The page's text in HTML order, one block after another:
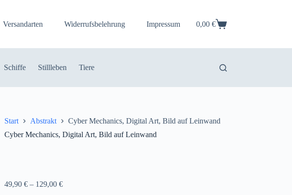
Versandarten Widerrufsbelehrung Impressum Warenkorb
0,00 €
Schiffe Stillleben Tiere
Start Abstrakt
Cyber Mechanics, Digital Art, Bild auf Leinwand
Cyber Mechanics, Digital Art, Bild auf Leinwand
49,90€ – 129,00€